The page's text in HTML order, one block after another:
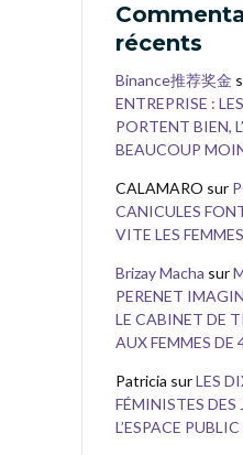
récents
Binance推荐奖金
ENTREPRISE :
PORTENT BIEN,
BEAUCOUP
CALAMARO sur
CANICULES
VITE LES
Brizay Macha sur
PERENET
LE CABINET DE
AUX FEMMES DE
Patricia surLES
FÉMINISTES
L’ESPACE